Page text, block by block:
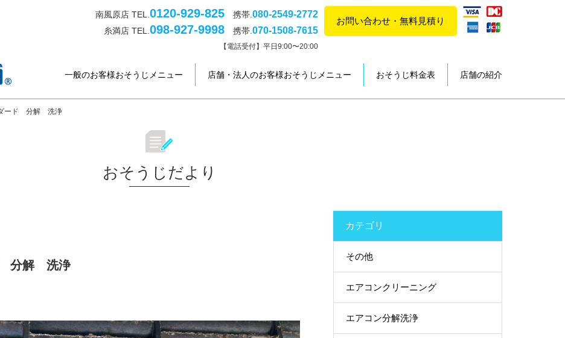
南風原店 TEL. 0120-929-825携帯. 080-2549-2772
糸満店 TEL. 098-927-9998携帯. 070-1508-7615
【電話受付】平日9:00〜20:00
お問い合わせ・無料見積り
一般のお客様おそうじメニュー 店舗・法人のお客様おそうじメニュー おそうじ料金表 店舗の紹介
ード 分解 洗浄
おそうじだより
分解 洗浄
カテゴリ
その他
エアコンクリーニング
エアコン分解洗浄